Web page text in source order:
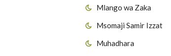
Mlango wa Zaka
Msomaji Samir Izzat
Muhadhara